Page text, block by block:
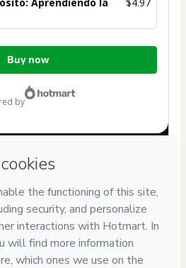
Buy now
by
to our support team, please
4343
in? Click here to learn more
that I (i) understand that